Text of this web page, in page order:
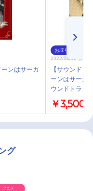
ーンはサーカ
お取り寄せ
2022/06/15 発売
【サウンドト
ーンはサーカ
ウンドトラッ
￥3,500
グ
アニメ